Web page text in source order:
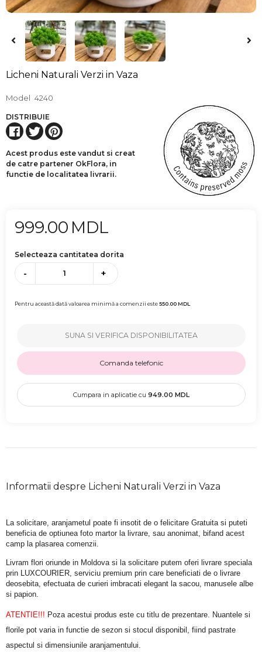
Licheni Naturali Verzi in Vaza
Model 4240
DISTRIBUIE
Acest produs este vandut si creat
de catre partener OkFlora, in
functie de localitatea livrarii.
999.00 MDL
Selecteaza cantitatea dorita
- +
Pentru această dată valoarea minimă a comenzii este550.00MDL
SUNA SI VERIFICA DISPONIBILITATEA
Comanda telefonic
Cumpara in aplicatie cu 949.00 MDL
Informatii despre Licheni Naturali Verzi in Vaza
La solicitare, aranjametul poate fi insotit de o felicitare Gratuita si puteti
beneficia de optiunea foto martor la livrare, sau anonimat, bifand acest
camp la plasarea comenzii.
Livram flori oriunde in Moldova si la solicitare putem oferi livrare speciala
prin LUXCOURIER, serviciu premium prin care beneficiati de o livrare
deosebita, efectuata de curieri imbracati elegant la sacou, manusele albe
si papion.
ATENTIE!!! Poza acestui produs este cu titlu de prezentare. Nuantele si
florile pot varia in functie de sezon si stocul disponibil, fiind pastrate
aspectul si dimensiunile aranjamentului.